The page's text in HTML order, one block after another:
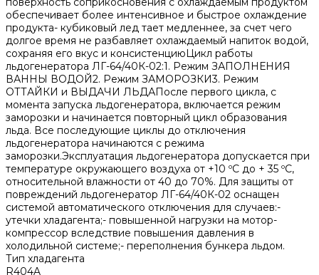
обеспечивает более интенсивное и быстрое охлаждение
продукта- кубиковый лед тает медленнее, за счет чего
долгое время не разбавляет охлаждаемый напиток водой,
сохраняя его вкус и консистенциюЦикл работы
льдогенератора ЛГ-64/40К-02:1. Режим ЗАПОЛНЕНИЯ
ВАННЫ ВОДОЙ2. Режим ЗАМОРОЗКИ3. Режим
ОТТАЙКИ и ВЫДАЧИ ЛЬДАПосле первого цикла, с
момента запуска льдогенератора, включается режим
заморозки и начинается повторный цикл образования
льда. Все последующие циклы до отключения
льдогенератора начинаются с режима
заморозки.Эксплуатация льдогенератора допускается при
температуре окружающего воздуха от +10 ºС до + 35 ºС,
относительной влажности от 40 до 70%. Для защиты от
повреждений льдогенератор ЛГ-64/40К-02 оснащен
системой автоматического отключения для случаев:-
утечки хладагента;- повышенной нагрузки на мотор-
компрессор вследствие повышения давления в
холодильной системе;- переполнения бункера льдом.
Тип хладагента
R404A